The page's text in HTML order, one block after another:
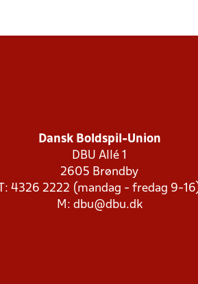
Dansk Boldspil-Union
DBU Allé 1
2605 Brøndby
T: 4326 2222 (mandag - fredag 9-
M: dbu@dbu.dk